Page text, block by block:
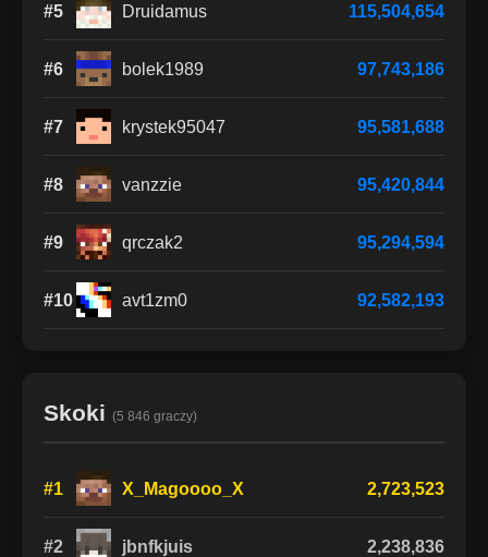
#5 Druidamus 115,504,654
#6 bolek1989 97,743,186
#7 krystek95047 95,581,688
#8 vanzzie 95,420,844
#9 qrczak2 95,294,594
#10 avt1zm0 92,582,193
Skoki (5 846 graczy)
#1 X_Magoooo_X 2,723,523
#2 jbnfkjuis 2,238,836